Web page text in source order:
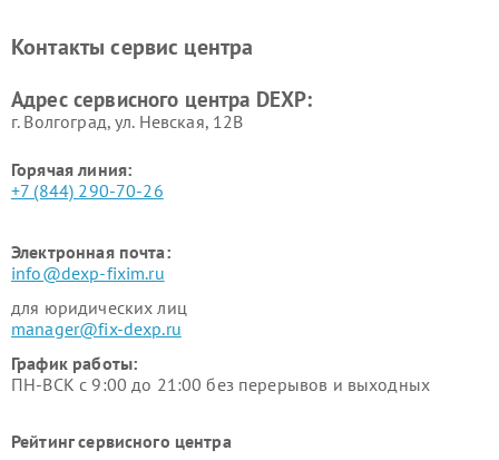
Ремонт серверов DEXP
Ремонт мини пк DEXP
Контакты сервис центра
Адрес сервисного центра DEXP:
г. Волгоград, ул. Невская, 12В
Горячая линия:
+7 (844) 290-70-26
Электронная почта:
info@dexp-fixim.ru
для юридических лиц
manager@fix-dexp.ru
График работы:
ПН-ВСК с 9:00 до 21:00 без перерывов и выходных
Рейтинг сервисного центра